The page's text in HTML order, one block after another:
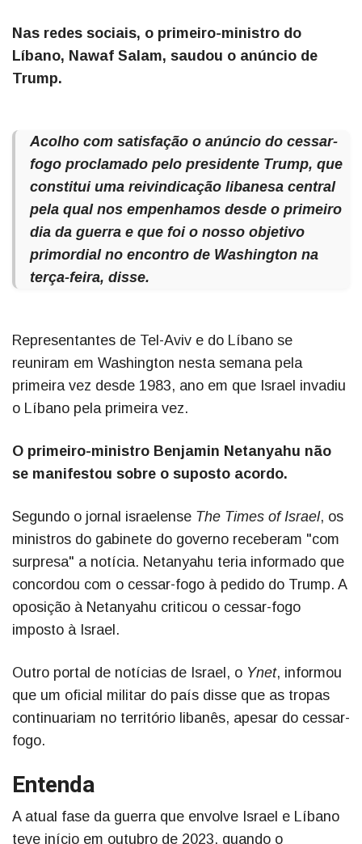
Nas redes sociais, o primeiro-ministro do
Líbano, Nawaf Salam, saudou o anúncio de
Trump.
Acolho com satisfação o anúncio do cessar-
fogo proclamado pelo presidente Trump, que
constitui uma reivindicação libanesa central
pela qual nos empenhamos desde o primeiro
dia da guerra e que foi o nosso objetivo
primordial no encontro de Washington na
terça-feira, disse.
Representantes de Tel-Aviv e do Líbano se
reuniram em Washington nesta semana pela
primeira vez desde 1983, ano em que Israel invadiu
o Líbano pela primeira vez.
O primeiro-ministro Benjamin Netanyahu não
se manifestou sobre o suposto acordo.
Segundo o jornal israelense The Times of Israel, os
ministros do gabinete do governo receberam "com
surpresa" a notícia. Netanyahu teria informado que
concordou com o cessar-fogo à pedido do Trump. A
oposição à Netanyahu criticou o cessar-fogo
imposto à Israel.
Outro portal de notícias de Israel, o Ynet, informou
que um oficial militar do país disse que as tropas
continuariam no território libanês, apesar do cessar-
fogo.
Entenda
A atual fase da guerra que envolve Israel e Líbano
teve início em outubro de 2023, quando o